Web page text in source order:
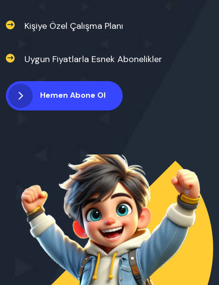
Kişiye Özel Çalışma Planı
Uygun Fiyatlarla Esnek Abonelikler
Hemen Abone Ol